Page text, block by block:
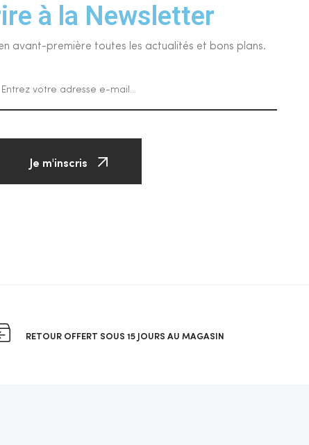
à la Newsletter
avant-première toutes les actualités et bons plans.
Je m'inscris
RETOUR OFFERT SOUS 15 JOURS AU MAGASIN